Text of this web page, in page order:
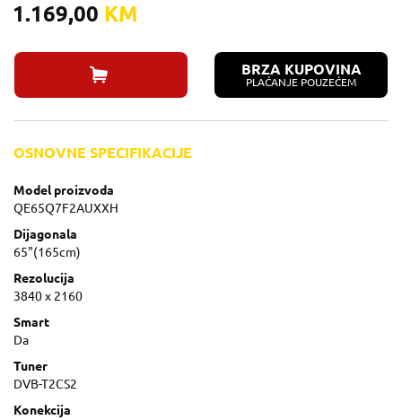
1.169,00 KM
BRZA KUPOVINA
PLAĆANJE POUZEĆEM
OSNOVNE SPECIFIKACIJE
Model proizvoda
QE65Q7F2AUXXH
Dijagonala
65"(165cm)
Rezolucija
3840 x 2160
Smart
Da
Tuner
DVB-T2CS2
Konekcija